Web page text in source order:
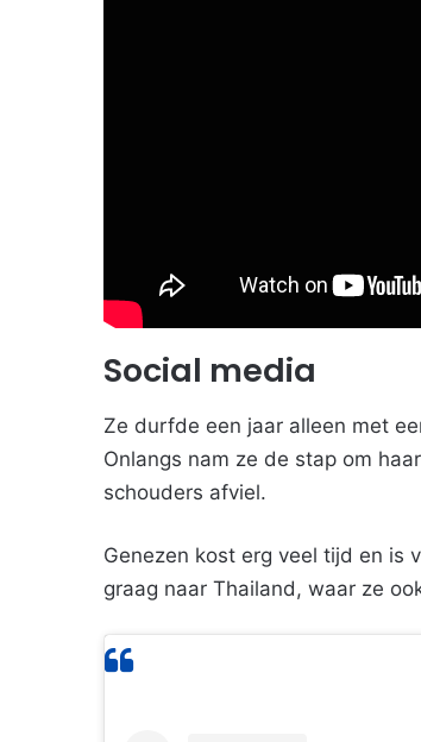
Social media
Ze durfde een jaar alleen met
Onlangs nam ze de stap om
schouders afviel.
Genezen kost erg veel tijd en is
graag naar Thailand, waar ze